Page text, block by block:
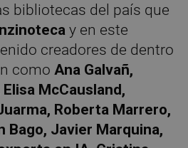
bibliotecas del país que
y en este
creadores de dentro
como Ana Galvañ,
McCausland,
Roberta Marrero,
Bago, Javier Marquina,